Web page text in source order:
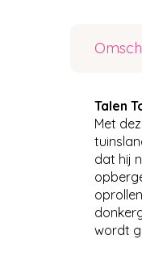
Talen
Met
dat hij
wordt